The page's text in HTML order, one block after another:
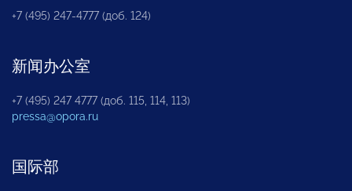
+7 (495) 247-4777 (доб. 124)
新闻办公室
+7 (495) 247 4777 (доб. 115, 114, 113)
pressa@opora.ru
国际部